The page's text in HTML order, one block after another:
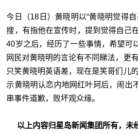
今日（18日）黄晓明以“黄晓明觉得
搜，有指他在宣传时，提到觉得自己
40岁之后，经历了一些事情，希望可
网民对黄晓明的言论有不同睇法，更
只笑黄晓明英语差，现在是笑哥们儿
示黄晓明认恋内地网红叶珂后，闹出
串事件道歉，败坏观众缘。
以上内容归星岛新闻集团所有，未